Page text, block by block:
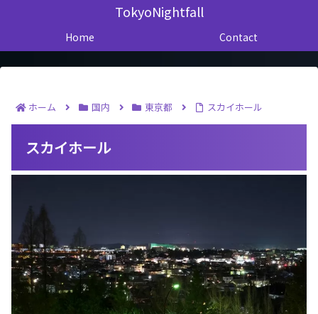
TokyoNightfall
Home Contact
ホーム 国内 東京都 スカイホール
スカイホール